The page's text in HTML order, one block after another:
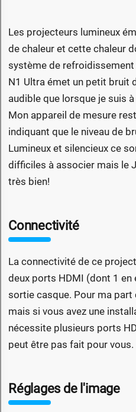
Les projecteurs lumineux
de chaleur et cette chaleur
système de
N1 Ultra émet un petit bruit
audible que lorsque je suis
Mon appareil de mesure
indiquant que le niveau de
Lumineux et silencieux ce
difficiles à associer mais le
très bien!
Connectivité
La connectivité de ce
deux ports HDMI (dont 1 en
sortie casque. Pour ma
mais si vous avez une
nécessite plusieurs ports
peut être pas fait pour vous.
Réglages de l'image